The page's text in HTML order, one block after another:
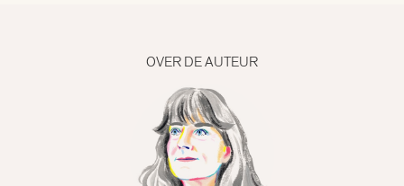
Alma Mathijsen
OVER DE AUTEUR